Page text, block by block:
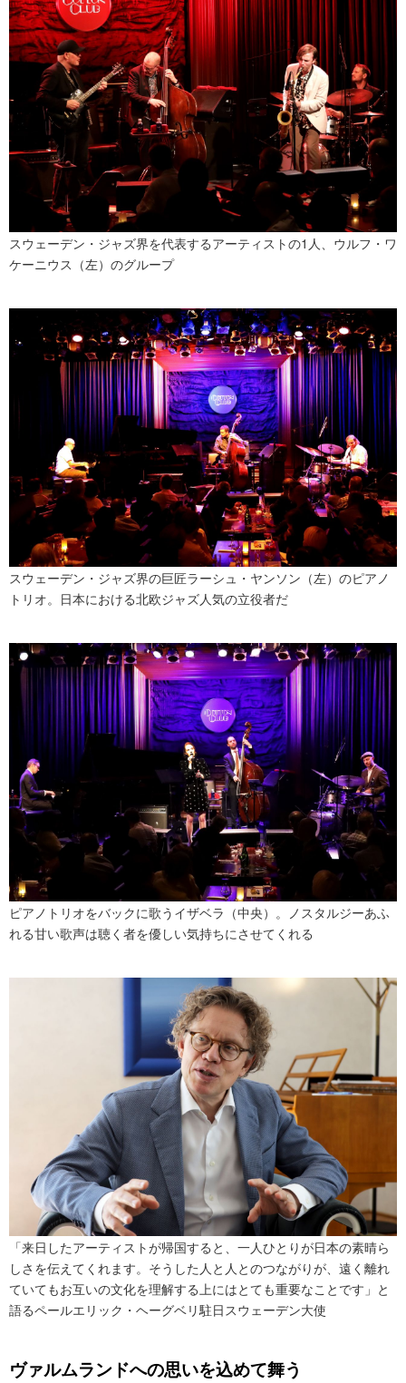
スウェーデン・ジャズ界を代表するアーティストの1人、ウルフ・ワ
ケーニウス（左）のグループ
スウェーデン・ジャズ界の巨匠ラーシュ・ヤンソン（左）のピアノ
トリオ。日本における北欧ジャズ人気の立役者だ
ピアノトリオをバックに歌うイザベラ（中央）。ノスタルジーあふ
れる甘い歌声は聴く者を優しい気持ちにさせてくれる
「来日したアーティストが帰国すると、一人ひとりが日本の素晴ら
しさを伝えてくれます。そうした人と人とのつながりが、遠く離れ
ていてもお互いの文化を理解する上にはとても重要なことです」と
語るペールエリック・ヘーグベリ駐日スウェーデン大使
ヴァルムランドへの思いを込めて舞う